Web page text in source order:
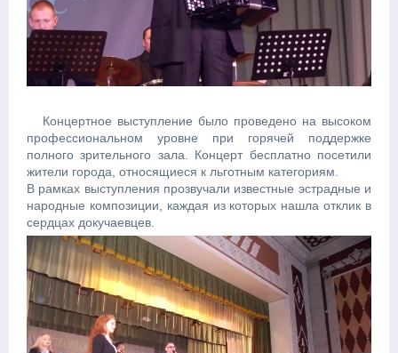
Концертное выступление было проведено на высоком
профессиональном уровне при горячей поддержке
полного зрительного зала. Концерт бесплатно посетили
жители города, относящиеся к льготным категориям.
В рамках выступления прозвучали известные эстрадные и
народные композиции, каждая из которых нашла отклик в
сердцах докучаевцев.